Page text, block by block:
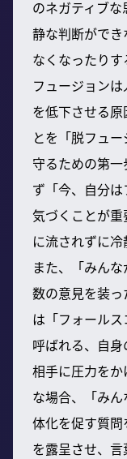
のネガティブ
静な判断がで
なくなったりす
フュージョン
を低下させる
とを「脱フュ
守るための第
ず「今、自分
気づくことが
に流されずに冷
また、「みん
数の意見を装
は「フォール
呼ばれる、自身
相手に圧力を
な場合、「み
体化を促す質
を露呈させ、